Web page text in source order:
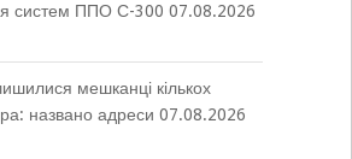
систем ППО С-300 07.08.2026
мешканці кількох
названо адреси 07.08.2026